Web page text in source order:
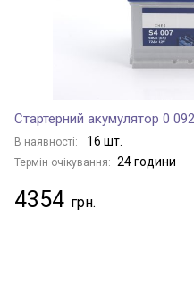
Стартерний акумулятор 0
В наявності: 16 шт.
Термін очікування: 24 години
4354